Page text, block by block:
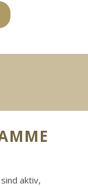
aktiv,